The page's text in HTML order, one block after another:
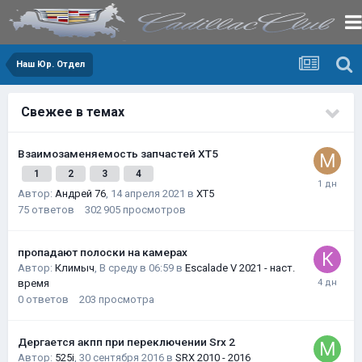
Наш Юр. Отдел
Свежее в темах
Взаимозаменяемость запчастей XT5
1 2 3 4
Автор: Андрей 76, 14 апреля 2021 в XT5
75 ответов 302 905 просмотров
пропадают полоски на камерах
Автор: Климыч, В среду в 06:59 в Escalade V 2021 - наст.
время
0 ответов 203 просмотра
Дергается акпп при переключении Srx 2
Автор: 525i, 30 сентября 2016 в SRX 2010 - 2016